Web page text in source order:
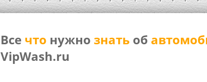
Все что нужно знать об
VipWash.ru